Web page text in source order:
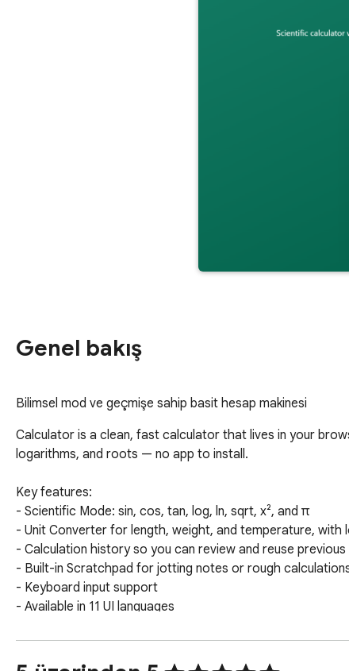
Genel bakış
Bilimsel mod ve geçmişe sahip basit hesap makinesi
Calculator is a clean, fast calculator that lives in your
logarithms, and roots — no app to install.
Key features:
- Scientific Mode: sin, cos, tan, log, ln, sqrt, x², and π
- Unit Converter for length, weight, and temperature, with
- Calculation history so you can review and reuse previous
- Built-in Scratchpad for jotting notes or rough
- Keyboard input support
- Available in 11 UI languages
Everything runs locally and works fully offline. No account